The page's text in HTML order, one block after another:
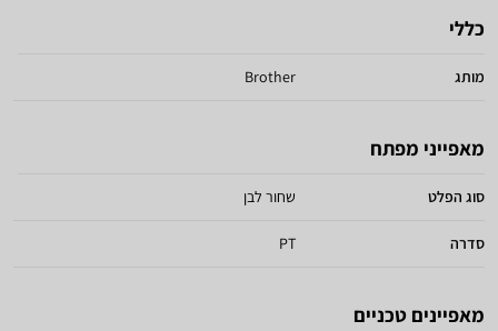
כללי
מותג Brother
מאפייני מפתח
סוג הפלט שחור לבן
סדרה PT
מאפיינים טכניים